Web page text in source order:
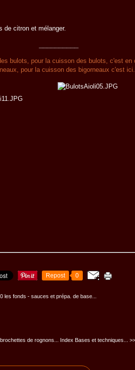
de citron et mélanger.
bulots, pour la cuisson des bulots, c'est en
pour la cuisson des bigorneaux c'est ici.
Repost 0
les fonds - sauces et prépa. de base...
de rognons... Index Bases et techniques... >>